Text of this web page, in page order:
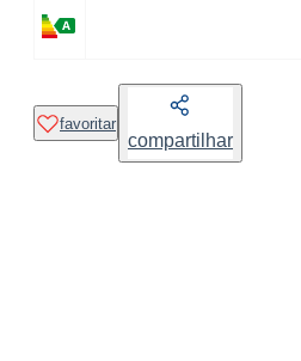
favoritar
compartilhar